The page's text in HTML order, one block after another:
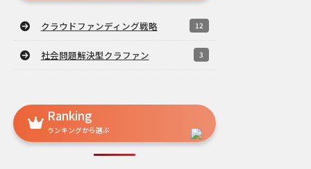
クラウドファンディング戦略 12
社会問題解決型クラファン 3
Ranking
ランキングから選ぶ